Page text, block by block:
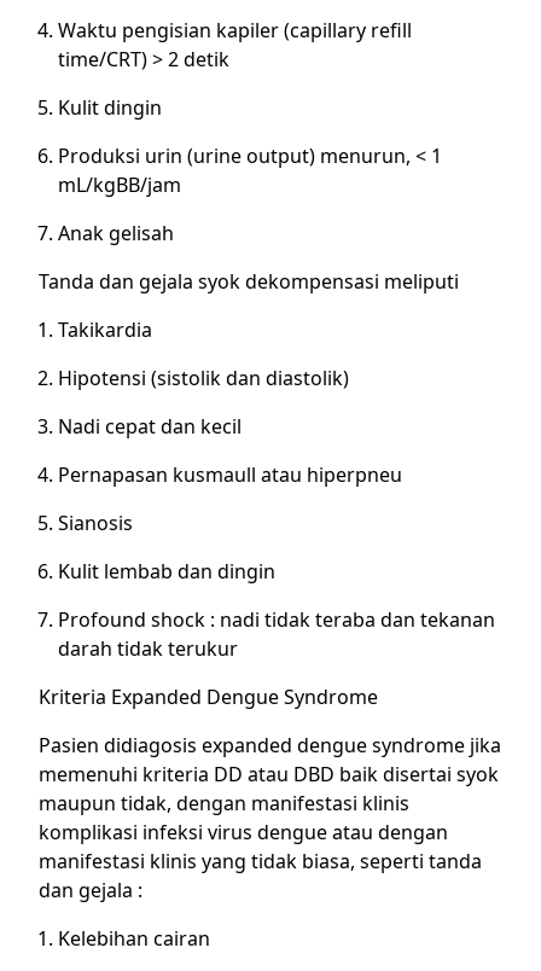
Waktu pengisian kapiler (capillary refill
time/CRT) > 2 detik
Kulit dingin
Produksi urin (urine output) menurun, < 1
mL/kgBB/jam
Anak gelisah
Tanda dan gejala syok dekompensasi meliputi
Takikardia
Hipotensi (sistolik dan diastolik)
Nadi cepat dan kecil
Pernapasan kusmaull atau hiperpneu
Sianosis
Kulit lembab dan dingin
Profound shock : nadi tidak teraba dan tekanan
darah tidak terukur
Kriteria Expanded Dengue Syndrome
Pasien didiagosis expanded dengue syndrome jika
memenuhi kriteria DD atau DBD baik disertai syok
maupun tidak, dengan manifestasi klinis
komplikasi infeksi virus dengue atau dengan
manifestasi klinis yang tidak biasa, seperti tanda
dan gejala :
Kelebihan cairan